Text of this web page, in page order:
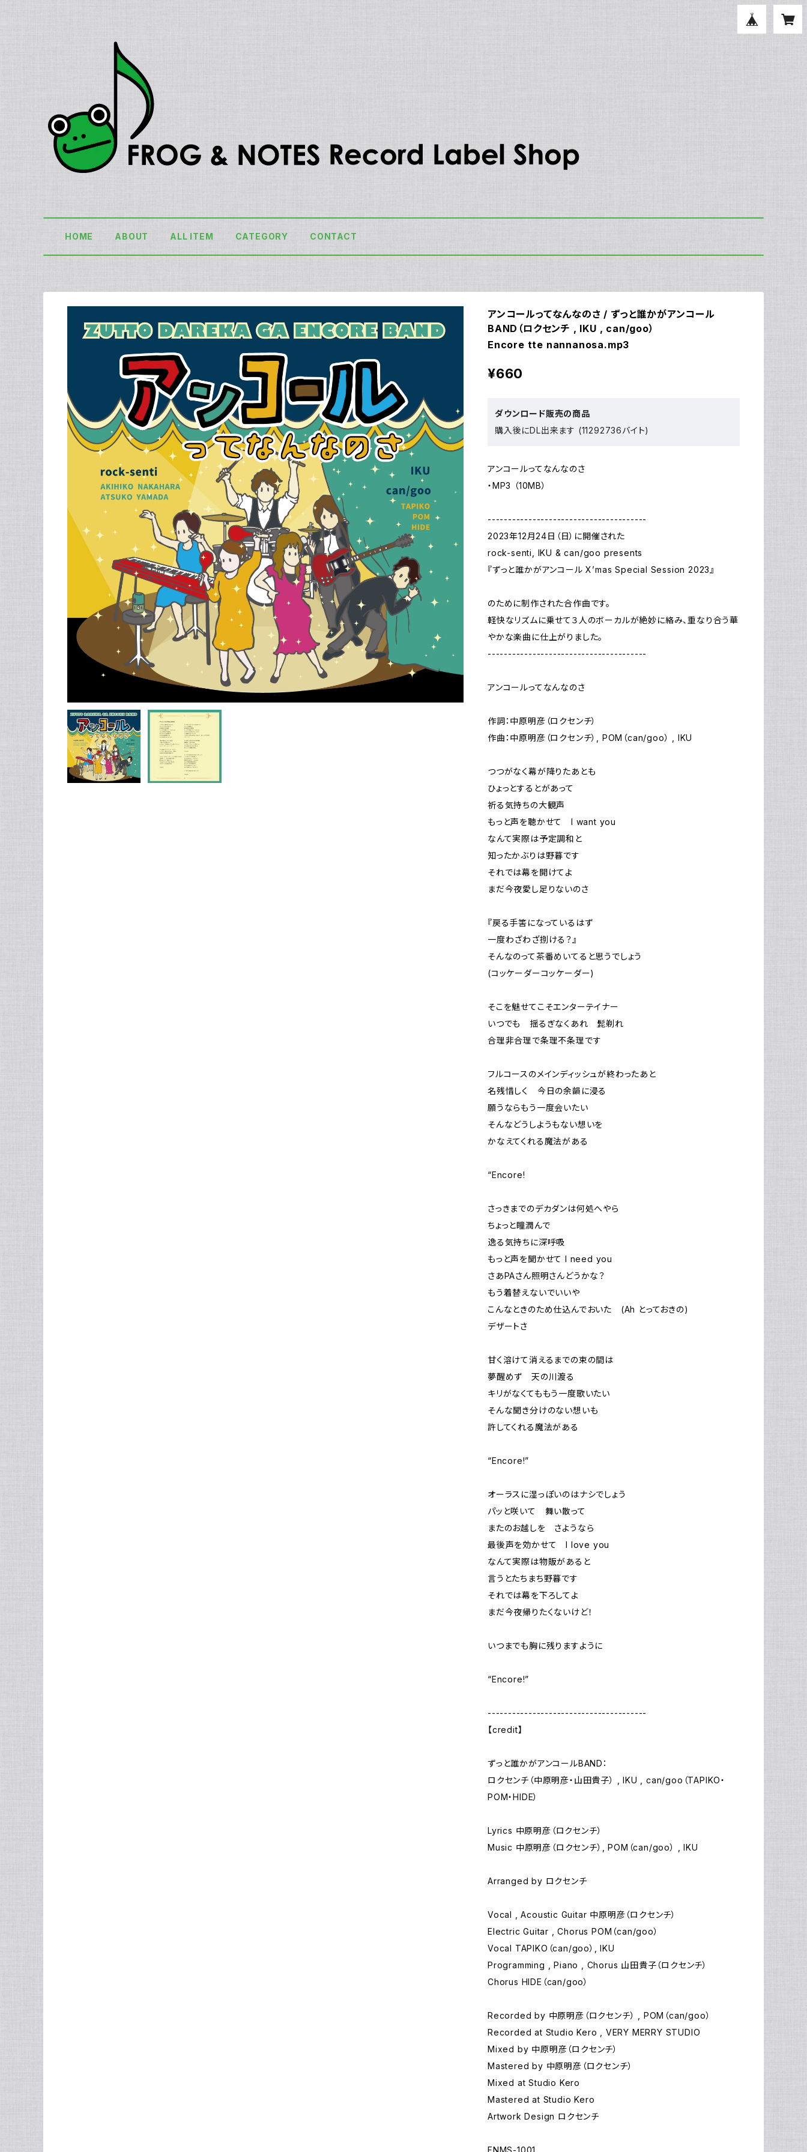
HOME ABOUT ALL ITEM CATEGORY CONTACT
アンコールってなんなのさ / ずっと誰かがアンコール
BAND（ロクセンチ , IKU , can/goo）
Encore tte nannanosa.mp3
¥660
ダウンロード販売の商品
購入後にDL出来ます (11292736バイト)
アンコールってなんなのさ
・MP3 （10MB）
---------------------------------------
2023年12月24日（日）に開催された
rock-senti, IKU & can/goo presents
『ずっと誰かがアンコール X’mas Special Session 2023』
のために制作された合作曲です。
軽快なリズムに乗せて３人のボーカルが絶妙に絡み、重なり合う華
やかな楽曲に仕上がりました。
---------------------------------------
アンコールってなんなのさ
作詞：中原明彦（ロクセンチ）
作曲：中原明彦（ロクセンチ）, POM（can/goo） , IKU
つつがなく幕が降りたあとも
ひょっとするとがあって
祈る気持ちの大観声
もっと声を聴かせて I want you
なんて実際は予定調和と
知ったかぶりは野暮です
それでは幕を開けてよ
まだ今夜愛し足りないのさ
『戻る手筈になっているはず
一度わざわざ捌ける？』
そんなのって茶番めいてると思うでしょう
(コッケーダーコッケーダー)
そこを魅せてこそエンターテイナー
いつでも 揺るぎなくあれ 髭剃れ
合理非合理で条理不条理です
フルコースのメインディッシュが終わったあと
名残惜しく 今日の余韻に浸る
願うならもう一度会いたい
そんなどうしようもない想いを
かなえてくれる魔法がある
“Encore!
さっきまでのデカダンは何処へやら
ちょっと瞳潤んで
逸る気持ちに深呼吸
もっと声を聞かせて I need you
さあPAさん照明さんどうかな？
もう着替えないでいいや
こんなときのため仕込んでおいた (Ah とっておきの)
デザートさ
甘く溶けて消えるまでの束の間は
夢醒めず 天の川渡る
キリがなくてももう一度歌いたい
そんな聞き分けのない想いも
許してくれる魔法がある
“Encore!”
オーラスに湿っぽいのはナシでしょう
パッと咲いて 舞い散って
またのお越しを さようなら
最後声を効かせて I love you
なんて実際は物販があると
言うとたちまち野暮です
それでは幕を下ろしてよ
まだ今夜帰りたくないけど！
いつまでも胸に残りますように
“Encore!”
---------------------------------------
【credit】
ずっと誰かがアンコールBAND：
ロクセンチ（中原明彦・山田貴子） , IKU , can/goo（TAPIKO・
POM・HIDE）
Lyrics 中原明彦（ロクセンチ）
Music 中原明彦（ロクセンチ）, POM（can/goo） , IKU
Arranged by ロクセンチ
Vocal , Acoustic Guitar 中原明彦（ロクセンチ）
Electric Guitar , Chorus POM（can/goo）
Vocal TAPIKO（can/goo）, IKU
Programming , Piano , Chorus 山田貴子（ロクセンチ）
Chorus HIDE（can/goo）
Recorded by 中原明彦（ロクセンチ） , POM（can/goo）
Recorded at Studio Kero , VERY MERRY STUDIO
Mixed by 中原明彦（ロクセンチ）
Mastered by 中原明彦（ロクセンチ）
Mixed at Studio Kero
Mastered at Studio Kero
Artwork Design ロクセンチ
FNMS-1001